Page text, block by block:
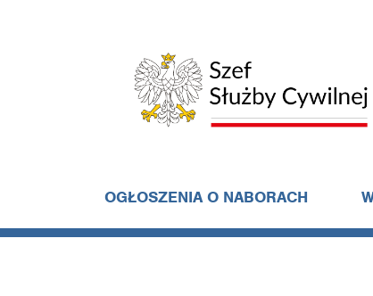
OGŁOSZENIA O NABORACH